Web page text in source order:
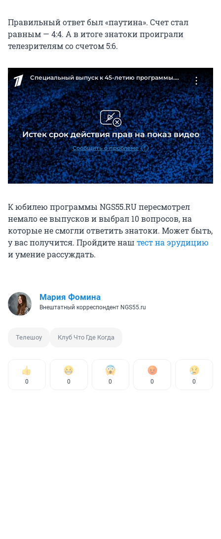
Правильный ответ был «паутина». Счет стал
равным — 4:4. А в итоге знатоки проиграли
телезрителям со счетом 5:6.
К юбилею программы NGS55.RU пересмотрел
немало ее выпусков и выбрал 10 вопросов, на
которые не смогли ответить знатоки. Может быть,
у вас получится. Пройдите наш тест на эрудицию
и умение рассуждать.
Мария Фомина
Внештатный корреспондент NGS55.ru
Телешоу Клуб Что Где Когда
0 0 0 0 0